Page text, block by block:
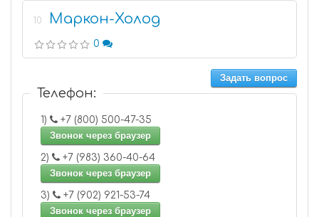
10 Маркон-Холод
0
Задать вопрос
Телефон:
1)
+7 (800) 500-47-35
Звонок через браузер
2)
+7 (983) 360-40-64
Звонок через браузер
3)
+7 (902) 921-53-74
Звонок через браузер